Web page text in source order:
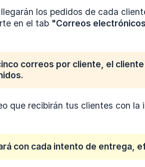
los pedidos de cada
en el tab "Correos
correos por cliente, el
que recibirán tus clientes con la
con cada intento de entrega,